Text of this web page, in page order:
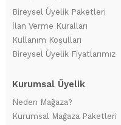
Bireysel Üyelik Paketleri
İlan Verme Kuralları
Kullanım Koşulları
Bireysel Üyelik Fiyatlarımız
Kurumsal Üyelik
Neden Mağaza?
Kurumsal Mağaza Paketleri